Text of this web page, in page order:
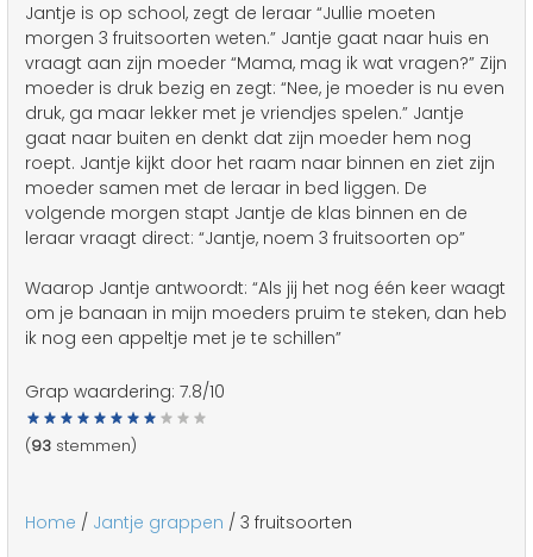
Jantje is op school, zegt de leraar “Jullie moeten
morgen 3 fruitsoorten weten.” Jantje gaat naar huis en
vraagt aan zijn moeder “Mama, mag ik wat vragen?” Zijn
moeder is druk bezig en zegt: “Nee, je moeder is nu even
druk, ga maar lekker met je vriendjes spelen.” Jantje
gaat naar buiten en denkt dat zijn moeder hem nog
roept. Jantje kijkt door het raam naar binnen en ziet zijn
moeder samen met de leraar in bed liggen. De
volgende morgen stapt Jantje de klas binnen en de
leraar vraagt direct: “Jantje, noem 3 fruitsoorten op”
Waarop Jantje antwoordt: “Als jij het nog één keer waagt
om je banaan in mijn moeders pruim te steken, dan heb
ik nog een appeltje met je te schillen”
Grap waardering: 7.8/10
(93 stemmen)
Home / Jantje grappen / 3 fruitsoorten